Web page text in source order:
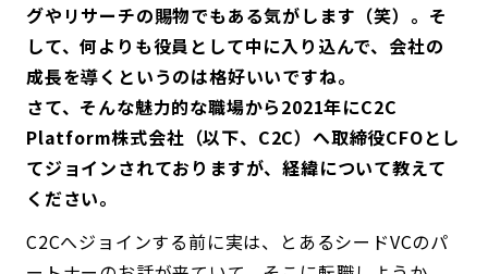
グやリサーチの賜物でもある気がします（笑）。そ
して、何よりも役員として中に入り込んで、会社の
成長を導くというのは格好いいですね。
さて、そんな魅力的な職場から2021年にC2C
Platform株式会社（以下、C2C）へ取締役CFOとし
てジョインされておりますが、経緯について教えて
ください。
C2Cへジョインする前に実は、とあるシードVCのパ